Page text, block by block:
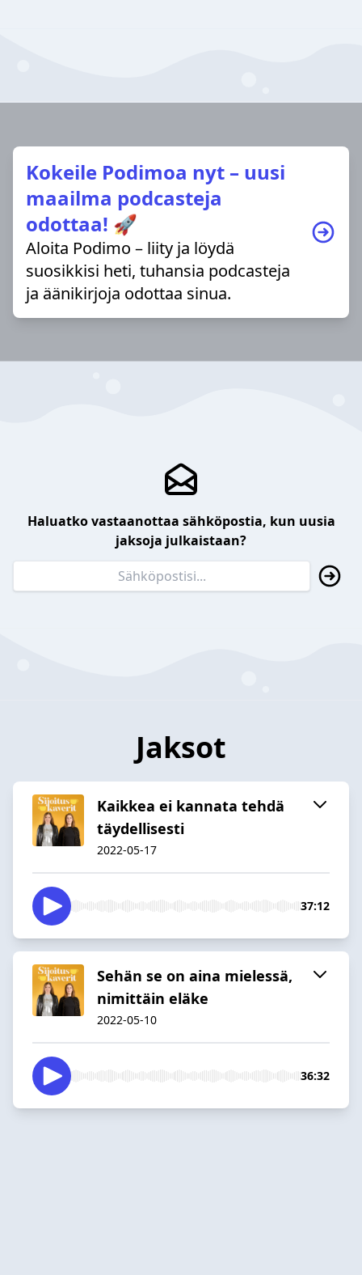
Kokeile Podimoa nyt – uusi
maailma podcasteja
odottaa! 🚀
Aloita Podimo – liity ja löydä
suosikkisi heti, tuhansia podcasteja
ja äänikirjoja odottaa sinua.
Haluatko vastaanottaa sähköpostia, kun uusia
jaksoja julkaistaan?
Jaksot
Kaikkea ei kannata tehdä
täydellisesti
2022-05-17
37:12
Sehän se on aina mielessä,
nimittäin eläke
2022-05-10
36:32